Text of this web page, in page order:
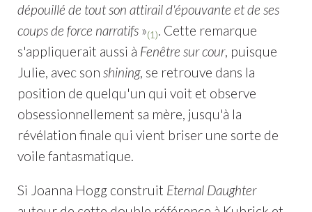
dépouillé de tout son attirail d'épouvante et de ses
coups de force narratifs»(1) . Cette remarque
s'appliquerait aussi à Fenêtre sur cour, puisque
Julie, avec son shining, se retrouve dans la
position de quelqu'un qui voit et observe
obsessionnellement sa mère, jusqu'à la
révélation finale qui vient briser une sorte de
voile fantasmatique.
Si Joanna Hogg construit Eternal Daughter